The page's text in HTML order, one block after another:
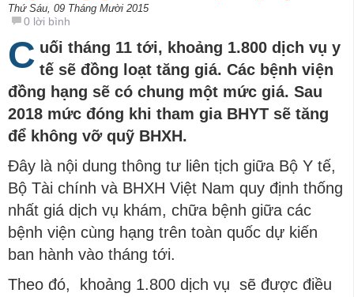
Thứ Sáu, 09 Tháng Mười 2015
0 lời bình
C uối tháng 11 tới, khoảng 1.800 dịch vụ y
tế sẽ đồng loạt tăng giá. Các bệnh viện
đồng hạng sẽ có chung một mức giá. Sau
2018 mức đóng khi tham gia BHYT sẽ tăng
để không vỡ quỹ BHXH.
Đây là nội dung thông tư liên tịch giữa Bộ Y tế,
Bộ Tài chính và BHXH Việt Nam quy định thống
nhất giá dịch vụ khám, chữa bệnh giữa các
bệnh viện cùng hạng trên toàn quốc dự kiến
ban hành vào tháng tới.
Theo đó, khoảng 1.800 dịch vụ sẽ được điều